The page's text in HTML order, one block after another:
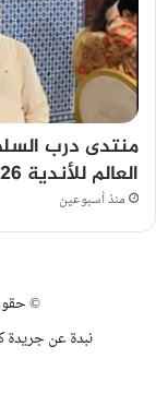
منتدى درب
العالم للأندية 2026 بمصر(فيديو)
منذ أسبوعين
© حقوق النشر
نبدة عن جريدة